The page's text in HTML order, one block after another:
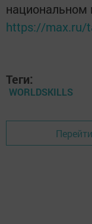
https://max.ru/
Теги:
WORLDSKILLS